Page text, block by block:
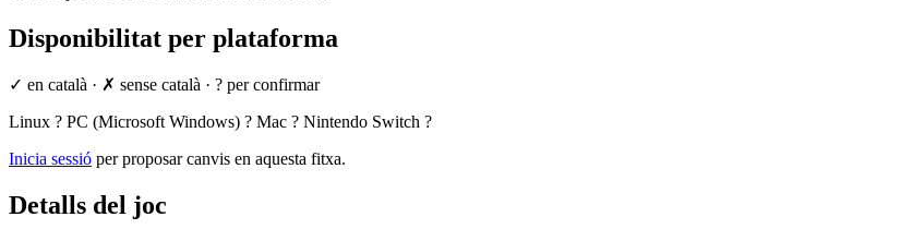
Disponibilitat per plataforma
✓ en català · ✗ sense català · ? per confirmar
Linux ? PC (Microsoft Windows) ? Mac ? Nintendo Switch ?
Inicia sessió per proposar canvis en aquesta fitxa.
Detalls del joc